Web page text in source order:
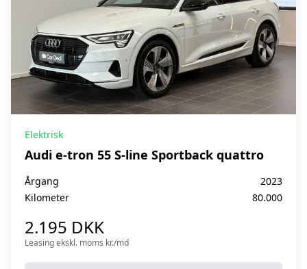
Elektrisk
Audi e-tron 55 S-line Sportback quattro
Årgang
2023
Kilometer
80.000
2.195 DKK
Leasing ekskl. moms kr./md